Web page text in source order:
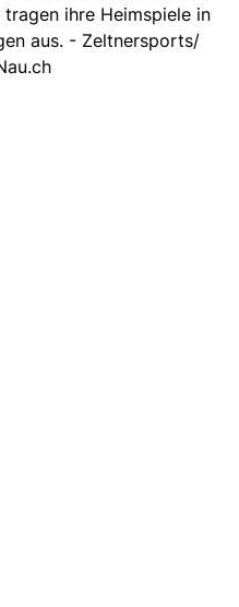
ihre Heimspiele in
aus. - Zeltnersports/